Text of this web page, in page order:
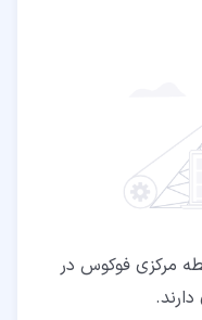
مرکزی فوکوس در